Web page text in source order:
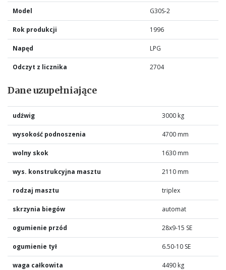
Model G30S-2
Rok produkcji 1996
Napęd LPG
Odczyt z licznika 2704
Dane uzupełniające
udźwig 3000 kg
wysokość podnoszenia 4700 mm
wolny skok 1630 mm
wys. konstrukcyjna masztu 2110 mm
rodzaj masztu triplex
skrzynia biegów automat
ogumienie przód 28x9-15 SE
ogumienie tył 6.50-10 SE
waga całkowita 4490 kg